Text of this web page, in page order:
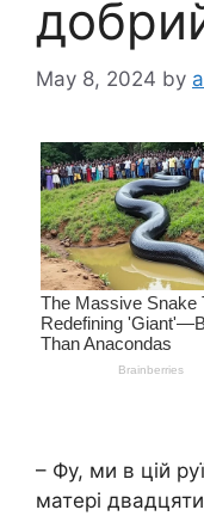
May 8, 2024 by
– Фу, ми в цій
матері